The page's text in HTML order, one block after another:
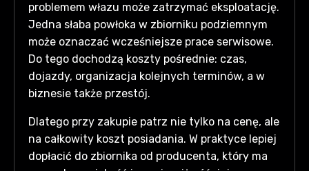
problemem włazu może zatrzymać eksploatację.
Jedna słaba powłoka w zbiorniku podziemnym
może oznaczać wcześniejsze prace serwisowe.
Do tego dochodzą koszty pośrednie: czas,
dojazdy, organizacja kolejnych terminów, a w
biznesie także przestój.
Dlatego przy zakupie patrz nie tylko na cenę, ale
na całkowity koszt posiadania. W praktyce lepiej
dopłacić do zbiornika od producenta, który ma